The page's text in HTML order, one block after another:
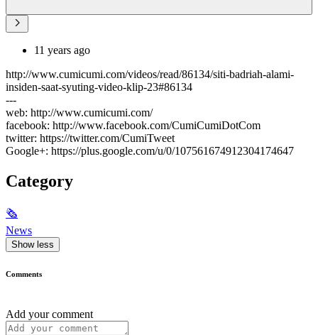
11 years ago
http://www.cumicumi.com/videos/read/86134/siti-badriah-alami-
insiden-saat-syuting-video-klip-23#86134
---
web: http://www.cumicumi.com/
facebook: http://www.facebook.com/CumiCumiDotCom
twitter: https://twitter.com/CumiTweet
Google+: https://plus.google.com/u/0/107561674912304174647
Category
🗞
News
Show less
Comments
Add your comment